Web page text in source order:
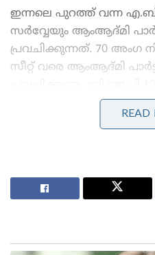
ഇന്നലെ പുറത്ത് വന്ന
സര്‍വ്വേയും ആംആദ്മി
പ്രവചിക്കുന്നത്. 70 അംഗ
സീറ്റ് വരെ ആംആദ്മി
സ്വന്തമാക്കുമെന്നാണ്
തവണ ബി.ജെ.പിക്ക് 3
സീറ്റുകള്‍ നേടുമെന്ന
READ